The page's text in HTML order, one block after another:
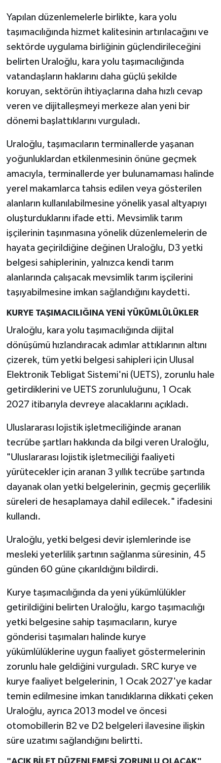
Yapılan düzenlemelerle birlikte, kara yolu
taşımacılığında hizmet kalitesinin artırılacağını ve
sektörde uygulama birliğinin güçlendirileceğini
belirten Uraloğlu, kara yolu taşımacılığında
vatandaşların haklarını daha güçlü şekilde
koruyan, sektörün ihtiyaçlarına daha hızlı cevap
veren ve dijitalleşmeyi merkeze alan yeni bir
dönemi başlattıklarını vurguladı.
Uraloğlu, taşımacıların terminallerde yaşanan
yoğunluklardan etkilenmesinin önüne geçmek
amacıyla, terminallerde yer bulunamaması halinde
yerel makamlarca tahsis edilen veya gösterilen
alanların kullanılabilmesine yönelik yasal altyapıyı
oluşturduklarını ifade etti. Mevsimlik tarım
işçilerinin taşınmasına yönelik düzenlemelerin de
hayata geçirildiğine değinen Uraloğlu, D3 yetki
belgesi sahiplerinin, yalnızca kendi tarım
alanlarında çalışacak mevsimlik tarım işçilerini
taşıyabilmesine imkan sağlandığını kaydetti.
KURYE TAŞIMACILIĞINA YENİ YÜKÜMLÜLÜKLER
Uraloğlu, kara yolu taşımacılığında dijital
dönüşümü hızlandıracak adımlar attıklarının altını
çizerek, tüm yetki belgesi sahipleri için Ulusal
Elektronik Tebligat Sistemi'ni (UETS), zorunlu hale
getirdiklerini ve UETS zorunluluğunu, 1 Ocak
2027 itibarıyla devreye alacaklarını açıkladı.
Uluslararası lojistik işletmeciliğinde aranan
tecrübe şartları hakkında da bilgi veren Uraloğlu,
"Uluslararası lojistik işletmeciliği faaliyeti
yürütecekler için aranan 3 yıllık tecrübe şartında
dayanak olan yetki belgelerinin, geçmiş geçerlilik
süreleri de hesaplamaya dahil edilecek." ifadesini
kullandı.
Uraloğlu, yetki belgesi devir işlemlerinde ise
mesleki yeterlilik şartının sağlanma süresinin, 45
günden 60 güne çıkarıldığını bildirdi.
Kurye taşımacılığında da yeni yükümlülükler
getirildiğini belirten Uraloğlu, kargo taşımacılığı
yetki belgesine sahip taşımacıların, kurye
gönderisi taşımaları halinde kurye
yükümlülüklerine uygun faaliyet göstermelerinin
zorunlu hale geldiğini vurguladı. SRC kurye ve
kurye faaliyet belgelerinin, 1 Ocak 2027'ye kadar
temin edilmesine imkan tanıdıklarına dikkati çeken
Uraloğlu, ayrıca 2013 model ve öncesi
otomobillerin B2 ve D2 belgeleri ilavesine ilişkin
süre uzatımı sağlandığını belirtti.